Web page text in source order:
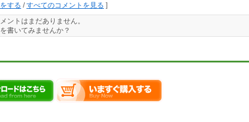
する /すべてのコメントを見る ]
ントはまだありません。
書いてみませんか？